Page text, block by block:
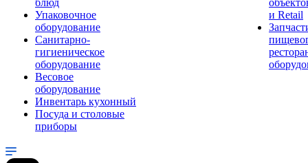
блюд
Упаковочное
оборудование
Санитарно-
гигиеническое
оборудование
Весовое
оборудование
Инвентарь кухонный
Посуда и столовые
приборы
и Retail